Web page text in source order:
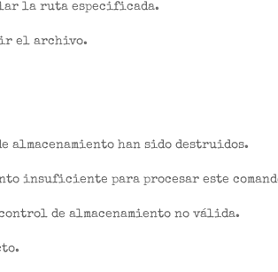
la ruta especificada.
el archivo.
almacenamiento han sido destruidos.
insuficiente para procesar este
de almacenamiento no válida.